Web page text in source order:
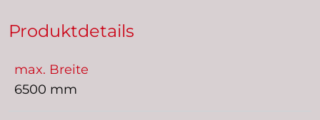
Produktdetails
max. Breite
6500 mm